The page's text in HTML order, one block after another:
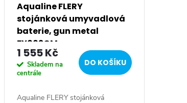
Aqualine FLERY
stojánková umyvadlová
baterie, gun metal
FY002GM
1 555 Kč
Skladem na
centrále
DO KOŠÍKU
Aqualine FLERY stojánková